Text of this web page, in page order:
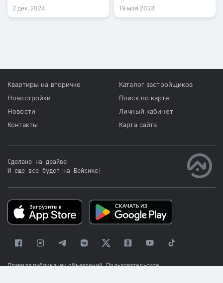
2 дек. 2024
Досаев на встрече с
жителями Алмалинского
19 мая 2023
Квартиры на вторичке
Новостройки
Новости
Контакты
Каталог застройщиков
Поиск по карте
Личный кабинет
Карта сайта
Сделано на драйве
И еще все будет на Бейсике
Правила публикации объявлений Пользовательское